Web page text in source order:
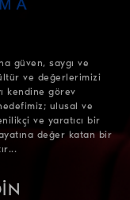
güven, saygı ve
ve değerlerimizi
kendine görev
ulusal ve
ve yaratıcı bir
değer katan bir